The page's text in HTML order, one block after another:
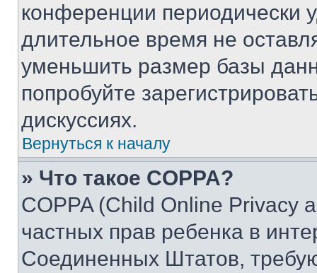
конференции периодически
длительное время не
уменьшить размер базы
попробуйте
дискуссиях.
Вернуться к началу
» Что такое COPPA?
COPPA (Child Online Privacy
частных прав ребенка в
Соединенных Штатов,